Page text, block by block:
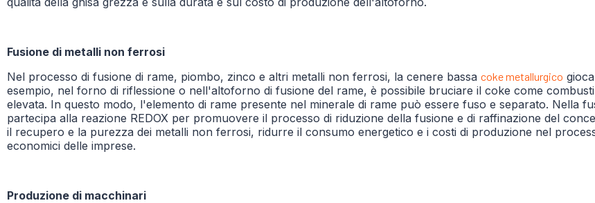
Fusione di metalli non ferrosi
Nel processo di fusione di rame, piombo, zinco e altri metalli non ferrosi, la cenere bassa coke metallurgico
esempio, nel forno di riflessione o nell'altoforno di fusione del rame, è possibile bruciare il coke come
elevata. In questo modo, l'elemento di rame presente nel minerale di rame può essere fuso e separato. Nella
partecipa alla reazione REDOX per promuovere il processo di riduzione della fusione e di raffinazione del
il recupero e la purezza dei metalli non ferrosi, ridurre il consumo energetico e i costi di produzione nel
economici delle imprese.
Produzione di macchinari